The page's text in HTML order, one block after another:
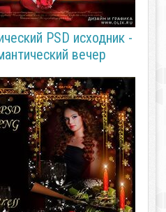
PSD исходник -
вечер